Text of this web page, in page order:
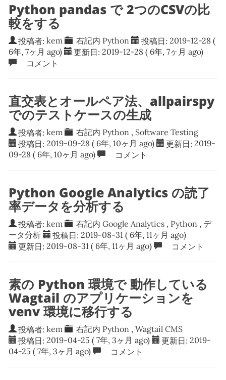
Python pandas で 2つのCSVの比
較をする
投稿者: kem 右記内 Python 投稿日: 2019-12-28(
6年, 7ヶ月 ago)
更新日: 2019-12-28 ( 6年, 7ヶ月 ago)
コメント
直交表とオールペア法、allpairspy
でのテストケースの生成
投稿者: kem 右記内 Python , Software Testing
投稿日: 2019-09-28 ( 6年, 10ヶ月 ago) 更新日: 2019-
09-28 ( 6年, 10ヶ月 ago) コメント
Python Google Analytics の読了
率データを分析する
投稿者: kem 右記内Google Analytics , Python , デ
ータ分析
投稿日: 2019-08-31 ( 6年, 11ヶ月 ago)
更新日: 2019-08-31 ( 6年, 11ヶ月 ago) コメント
素の Python 環境で 動作している
Wagtail のアプリケーションを
venv 環境に移行する
投稿者: kem 右記内 Python ,Wagtail CMS
投稿日: 2019-04-25 ( 7年, 3ヶ月 ago) 更新日: 2019-
04-25 ( 7年, 3ヶ月 ago) コメント